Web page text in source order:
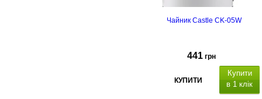
Чайник Castle CK-05W
441 грн
КУПИТИ
Купити
в 1 клік